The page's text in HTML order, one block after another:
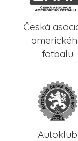
Česká
fotbalu
Autoklub